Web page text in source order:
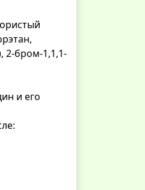
2-бром-1,1,1-
и его